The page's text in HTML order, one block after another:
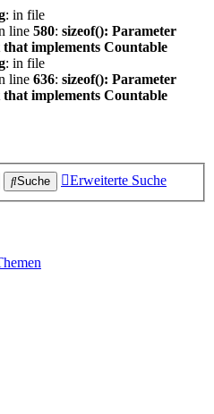
: in file
line 580: sizeof(): Parameter
implements Countable
: in file
line 636: sizeof(): Parameter
implements Countable
Suche Erweiterte Suche